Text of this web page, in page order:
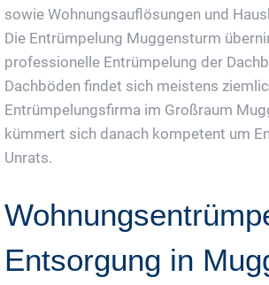
sowie Wohnungsauflösungen und
Die Entrümpelung Muggensturm
professionelle Entrümpelung der
Dachböden findet sich meistens
Entrümpelungsfirma im Großraum
kümmert sich danach kompetent um
Unrats.
Entsorgung in